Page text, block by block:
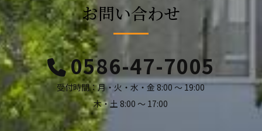
お問い合わせ
0586-47-7005
受付時間：月・火・水・金 8:00 ～ 19:00
木・土 8:00 ～ 17:00